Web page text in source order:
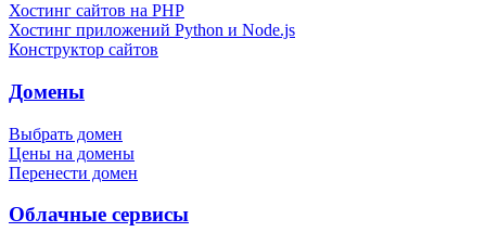
Хостинг сайтов на PHP
Хостинг приложений Python и Node.js
Конструктор сайтов
Домены
Выбрать домен
Цены на домены
Перенести домен
Облачные сервисы